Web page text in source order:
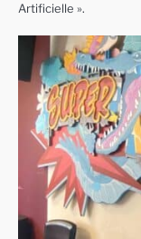
Artificielle ».